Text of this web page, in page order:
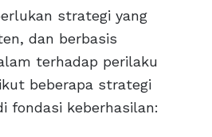
strategi yang
dan berbasis
terhadap perilaku
beberapa strategi
fondasi keberhasilan: